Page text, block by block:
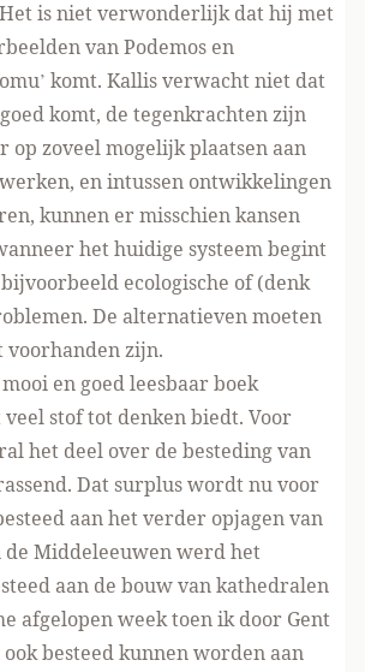
is niet verwonderlijk dat hij met
van Podemos en
komt. Kallis verwacht niet dat
komt, de tegenkrachten zijn
op zoveel mogelijk plaatsen aan
en intussen ontwikkelingen
kunnen er misschien kansen
het huidige systeem begint
ecologische of (denk
De alternatieven moeten
voorhanden zijn.
en goed leesbaar boek
veel stof tot denken biedt. Voor
het deel over de besteding van
Dat surplus wordt nu voor
aan het verder opjagen van
Middeleeuwen werd het
aan de bouw van kathedralen
afgelopen week toen ik door Gent
besteed kunnen worden aan